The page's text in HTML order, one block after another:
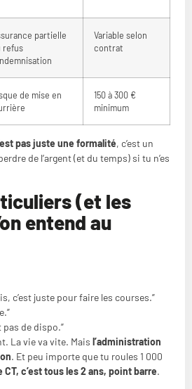
partielle
refus
Variable selon
contrat
de mise en
150 à 300 €
minimum
pas juste une formalité, c’est un
de l’argent (et du temps) si tu n’es
(et les
entend au
c’est juste pour faire les courses.”
pas de dispo.”
La vie va vite. Mais l’administration
. Et peu importe que tu roules 1 000
CT, c’est tous les 2 ans, point barre.